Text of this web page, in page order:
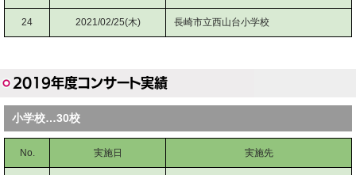
24 2021/02/25(木) 長崎市立西山台小学校
2019年度コンサート実績
小学校…30校
No. 実施日 実施先